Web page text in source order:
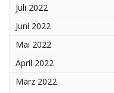
Juli 2022
Juni 2022
Mai 2022
April 2022
März 2022